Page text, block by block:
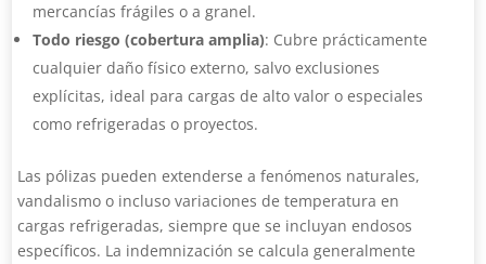
mercancías frágiles o a granel.
Todo riesgo (cobertura amplia): Cubre prácticamente
cualquier daño físico externo, salvo exclusiones
explícitas, ideal para cargas de alto valor o especiales
como refrigeradas o proyectos.
Las pólizas pueden extenderse a fenómenos naturales,
vandalismo o incluso variaciones de temperatura en
cargas refrigeradas, siempre que se incluyan endosos
específicos. La indemnización se calcula generalmente